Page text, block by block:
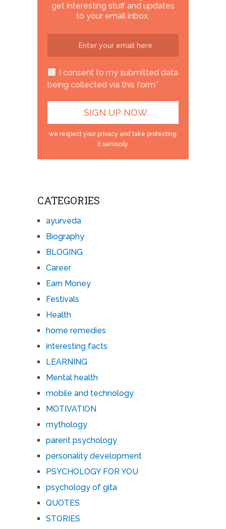
get interesting stuff and updates
to your email inbox.
I consent to my submitted data
being collected via this form*
we respect your privacy and take protecting
it seriously
CATEGORIES
ayurveda
Biography
BLOGING
Career
Earn Money
Festivals
Health
home remedies
interesting facts
LEARNING
Mental health
mobile and technology
MOTIVATION
mythology
parent psychology
personality development
PSYCHOLOGY FOR YOU
psychology of gita
QUOTES
STORIES